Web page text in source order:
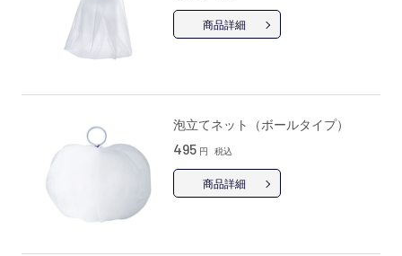
商品詳細
泡立てネット（ボールタイプ）
495 円 税込
商品詳細